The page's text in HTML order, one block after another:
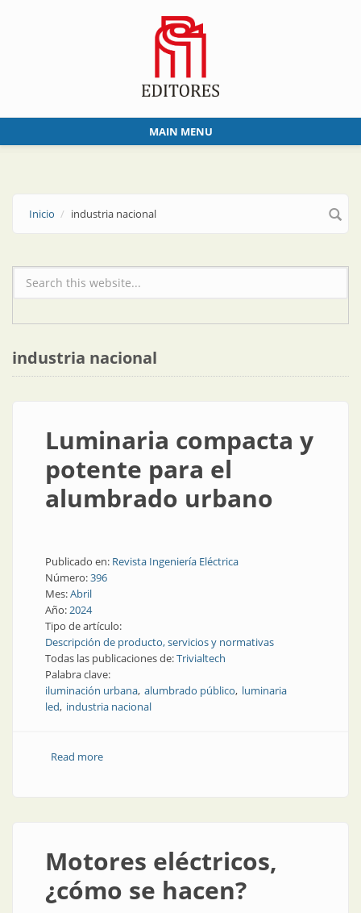
MAIN MENU
Inicio industria nacional
Formulario de búsqueda
industria nacional
Luminaria compacta y
potente para el
alumbrado urbano
Publicado en: Revista Ingeniería Eléctrica
Número:396
Mes:Abril
Año:2024
Tipo de artículo:
Descripción de producto, servicios y normativas
Todas las publicaciones de:Trivialtech
Palabra clave:
iluminación urbana alumbrado público luminaria
led industria nacional
Read moreabout Luminaria compacta y potente para el
Motores eléctricos,
¿cómo se hacen?